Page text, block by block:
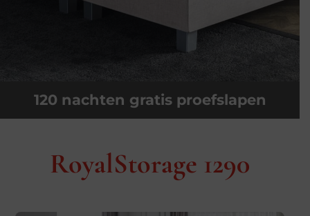
120 nachten gratis proefslapen
RoyalStorage 1290